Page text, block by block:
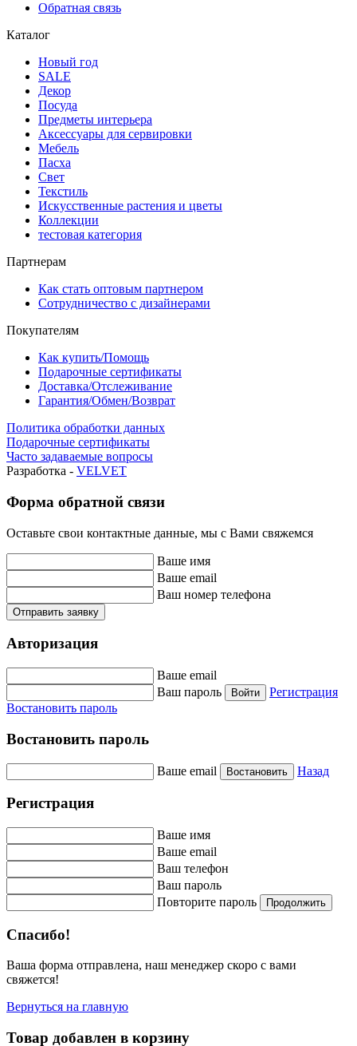
Обратная связь
Каталог
Новый год
SALE
Декор
Посуда
Предметы интерьера
Аксессуары для сервировки
Мебель
Пасха
Свет
Текстиль
Искусственные растения и цветы
Коллекции
тестовая категория
Партнерам
Как стать оптовым партнером
Сотрудничество с дизайнерами
Покупателям
Как купить/Помощь
Подарочные сертификаты
Доставка/Отслеживание
Гарантия/Обмен/Возврат
Политика обработки данных
Подарочные сертификаты
Часто задаваемые вопросы
Разработка - VELVET
Форма обратной связи
Оставьте свои контактные данные, мы с Вами свяжемся
Ваше имя
Ваше email
Ваш номер телефона
Отправить заявку
Авторизация
Ваше email
Ваш пароль
Войти
Регистрация
Востановить пароль
Востановить пароль
Ваше email Востановить Назад
Регистрация
Ваше имя
Ваше email
Ваш телефон
Ваш пароль
Повторите пароль
Продолжить
Спасибо!
Ваша форма отправлена, наш менеджер скоро с вами
свяжется!
Вернуться на главную
Товар добавлен в корзину